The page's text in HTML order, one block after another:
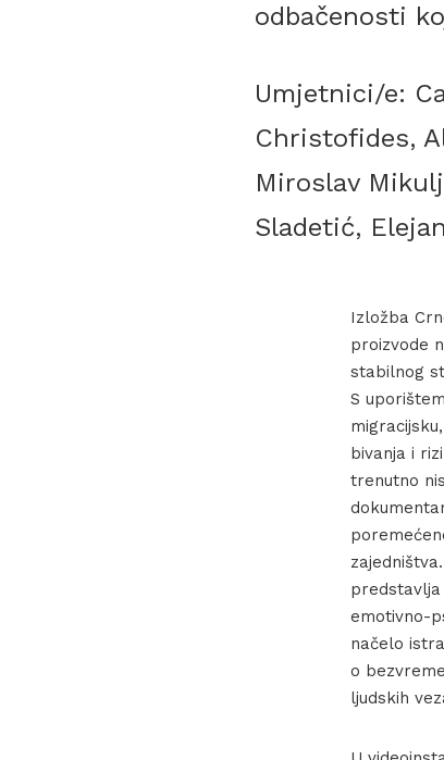
odbačenosti
Umjetnici/e:
Christofides,
Miroslav
Sladetić,
Izložba
proizvode
stabilnog
S
bivanja i
trenutno
emotivno-
načelo
o
ljudskih